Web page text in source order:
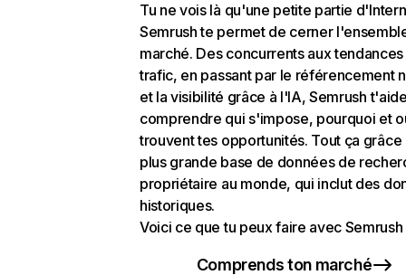
Tu ne vois là qu'une petite partie
Semrush te permet de cerner
marché. Des concurrents aux
trafic, en passant par le référencement
et la visibilité grâce à l'IA, Semrush
comprendre qui s'impose, pourquoi et
trouvent tes opportunités. Tout ça grâce
plus grande base de données de
propriétaire au monde, qui inclut des
historiques.
Voici ce que tu peux faire avec Semrush
Comprends ton marché